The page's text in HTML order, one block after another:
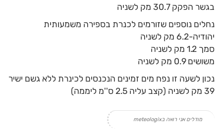
בגשר הפקק 30.7 מק לשניה
נחלים נוספים שזורמים לכנרת בספירה משמעותית
יהודיה-6.2 מק לשניה
סמך 1.2 מק לשניה
משושים 0.9 מק לשניה
נכון לשעה זו נפח מים זמינים הנכנסים לכינרת ללא גשם ישיר
39 מק לשניה (קצב עליה 2.5 ס''מ ליממה)
מודלים אני רואה בmeteologix